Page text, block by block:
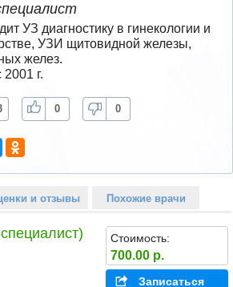
УЗ диагностику в гинекологии и
УЗИ щитовидной железы,
желез.
г.
0 0
и отзывы Похожие врачи
Стоимость:
700.00 р.
Записаться